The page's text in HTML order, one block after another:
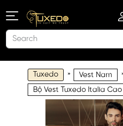
Tuxedo » Vest Nam
Bộ Vest Tuxedo Italia